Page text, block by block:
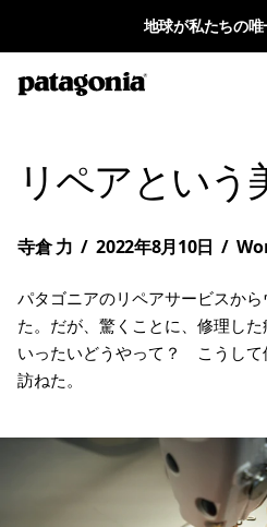
地球が私たちの
リペアという
寺倉 力 / 2022年8月10日 /
パタゴニアのリペアサービスか
た。だが、驚くことに、修理した
いったいどうやって？ こうして
訪ねた。